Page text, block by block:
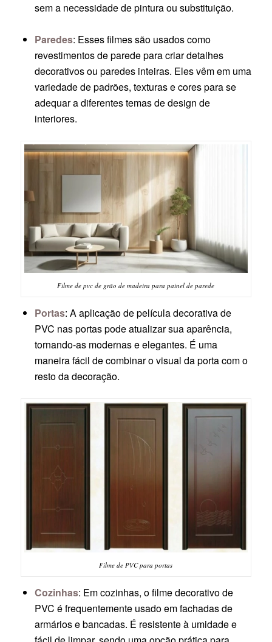
sem a necessidade de pintura ou substituição.
Paredes: Esses filmes são usados como
revestimentos de parede para criar detalhes
decorativos ou paredes inteiras. Eles vêm em uma
variedade de padrões, texturas e cores para se
adequar a diferentes temas de design de
interiores.
Filme de pvc de grão de madeira para painel de parede
Portas: A aplicação de película decorativa de
PVC nas portas pode atualizar sua aparência,
tornando-as modernas e elegantes. É uma
maneira fácil de combinar o visual da porta com o
resto da decoração.
Filme de PVC para portas
Cozinhas: Em cozinhas, o filme decorativo de
PVC é frequentemente usado em fachadas de
armários e bancadas. É resistente à umidade e